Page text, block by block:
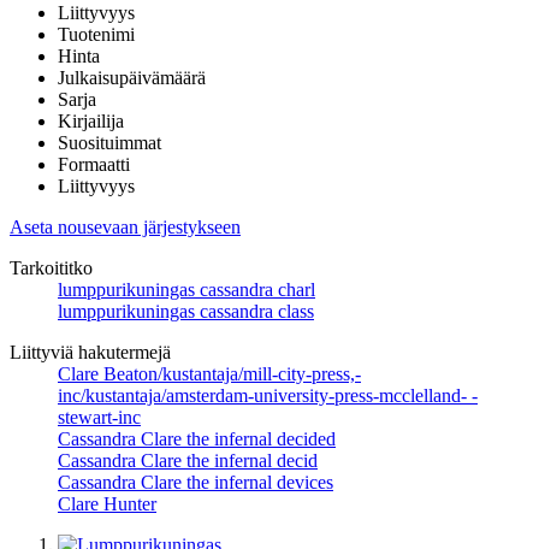
Liittyvyys
Tuotenimi
Hinta
Julkaisupäivämäärä
Sarja
Kirjailija
Suosituimmat
Formaatti
Liittyvyys
Aseta nousevaan järjestykseen
Tarkoititko
lumppurikuningas cassandra charl
lumppurikuningas cassandra class
Liittyviä hakutermejä
Clare Beaton/kustantaja/mill-city-press,-
inc/kustantaja/amsterdam-university-press-mcclelland- -
stewart-inc
Cassandra Clare the infernal decided
Cassandra Clare the infernal decid
Cassandra Clare the infernal devices
Clare Hunter